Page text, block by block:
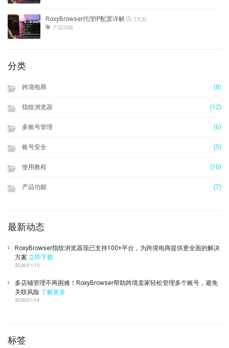
RoxyBrowser代理IP配置详解
2天前
产品功能
分类
跨境电商 (8)
指纹浏览器 (12)
多账号管理 (6)
账号安全 (5)
使用教程 (10)
产品功能 (7)
最新动态
RoxyBrowser指纹浏览器现已支持100+平台，为跨境电商提供更全面的解决
方案 立即下载
2026/01/15
多店铺管理不再困难！RoxyBrowser帮助跨境卖家轻松管理多个账号，避免
关联风险 了解更多
2026/01/14
标签